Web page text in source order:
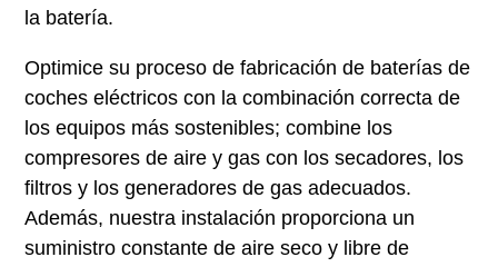
la batería.
Optimice su proceso de fabricación de baterías de
coches eléctricos con la combinación correcta de
los equipos más sostenibles; combine los
compresores de aire y gas con los secadores, los
filtros y los generadores de gas adecuados.
Además, nuestra instalación proporciona un
suministro constante de aire seco y libre de